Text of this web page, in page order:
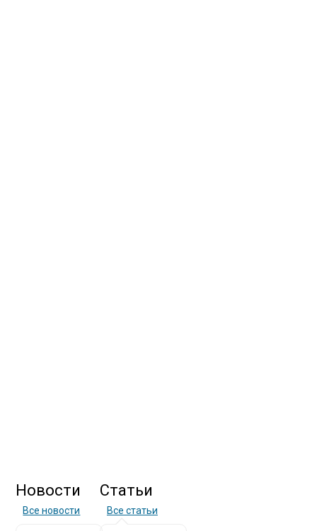
Новости
Все новости
Статьи
Все статьи